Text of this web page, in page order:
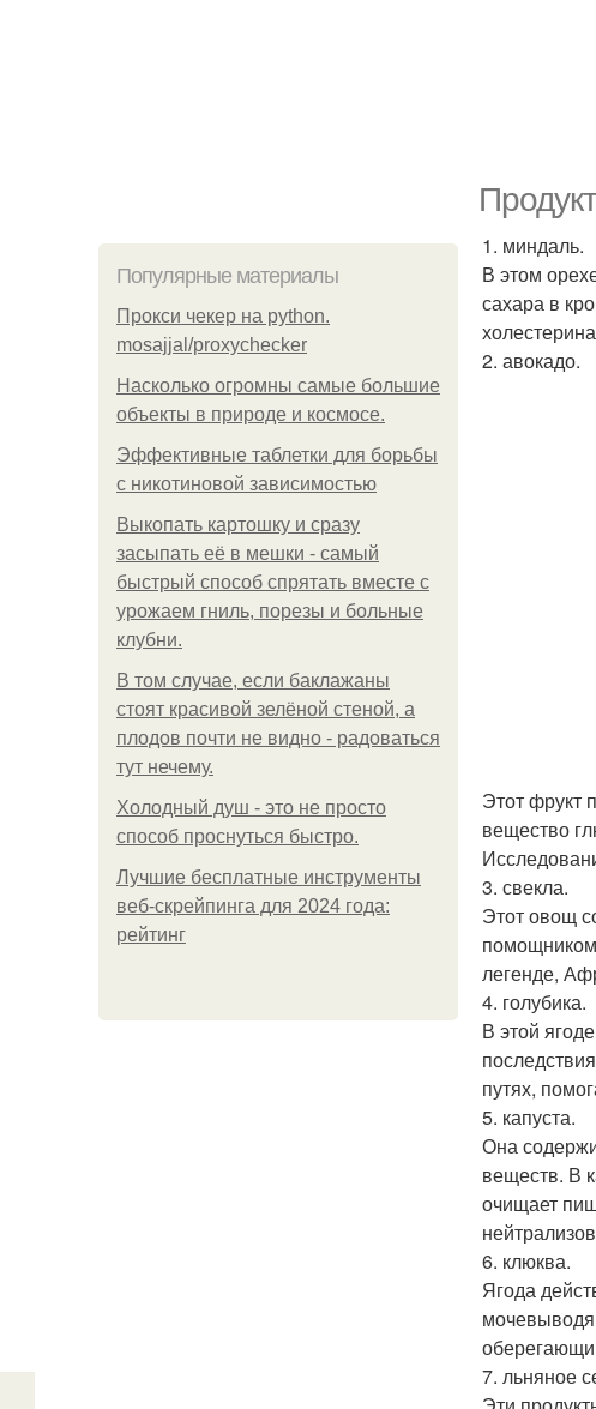
Популярные материалы
Прокси чекер на python.
mosajjal/proxychecker
Насколько огромны самые большие
объекты в природе и космосе.
Эффективные таблетки для борьбы
с никотиновой зависимостью
Выкопать картошку и сразу
засыпать её в мешки - самый
быстрый способ спрятать вместе с
урожаем гниль, порезы и больные
клубни.
В том случае, если баклажаны
стоят красивой зелёной стеной, а
плодов почти не видно - радоваться
тут нечему.
Холодный душ - это не просто
способ проснуться быстро.
Лучшие бесплатные инструменты
веб-скрейпинга для 2024 года:
рейтинг
1. миндаль.
В этом
сахара в
2. авокадо.
Этот фрукт
вещество
3. свекла.
Этот овощ
помощником
легенде,
4. голубика.
В этой
путях,
5. капуста.
Она
веществ. В
очищает
6. клюква.
Ягода
7. льняное